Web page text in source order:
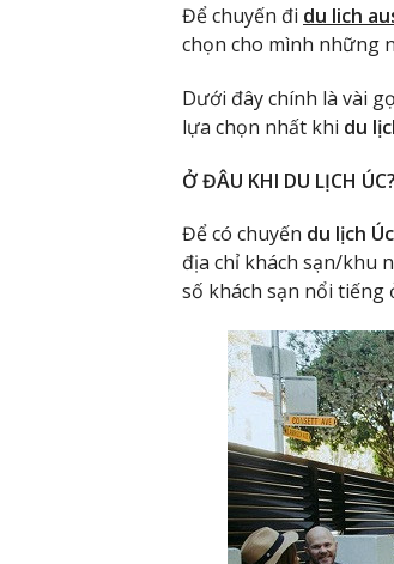
Để chuyến đi du lich
chọn cho mình những
Dưới đây chính là vài
lựa chọn nhất khi du
Ở ĐÂU KHI DU LỊCH ÚC?
Để có chuyến du lịch Úc
địa chỉ khách sạn/khu
số khách sạn nổi tiếng